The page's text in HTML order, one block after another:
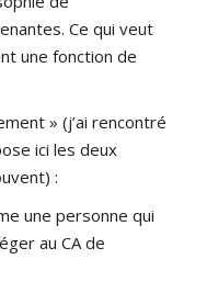
Ce qui veut
une fonction de
» (j’ai rencontré
ici les deux
:
une personne qui
au CA de